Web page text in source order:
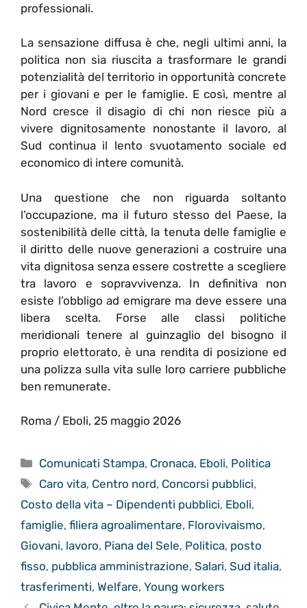
professionali.
La sensazione diffusa è che, negli ultimi anni, la
politica non sia riuscita a trasformare le grandi
potenzialità del territorio in opportunità concrete
per i giovani e per le famiglie. E così, mentre al
Nord cresce il disagio di chi non riesce più a
vivere dignitosamente nonostante il lavoro, al
Sud continua il lento svuotamento sociale ed
economico di intere comunità.
Una questione che non riguarda soltanto
l’occupazione, ma il futuro stesso del Paese, la
sostenibilità delle città, la tenuta delle famiglie e
il diritto delle nuove generazioni a costruire una
vita dignitosa senza essere costrette a scegliere
tra lavoro e sopravvivenza. In definitiva non
esiste l’obbligo ad emigrare ma deve essere una
libera scelta. Forse alle classi politiche
meridionali tenere al guinzaglio del bisogno il
proprio elettorato, è una rendita di posizione ed
una polizza sulla vita sulle loro carriere pubbliche
ben remunerate.
Roma / Eboli, 25 maggio 2026
Categorie
Comunicati Stampa, Cronaca, Eboli, Politica
Tag
Caro vita, Centro nord, Concorsi pubblici,
Costo della vita – Dipendenti pubblici, Eboli,
famiglie, filiera agroalimentare, Florovivaismo,
Giovani, lavoro, Piana del Sele, Politica, posto
fisso, pubblica amministrazione, Salari, Sud italia,
trasferimenti, Welfare, Young workers